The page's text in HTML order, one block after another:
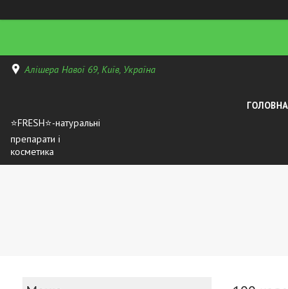
Алішера Навої 69, Київ, Україна
⭐FRESH⭐-натуральні
препарати і
косметика
ГОЛОВНА